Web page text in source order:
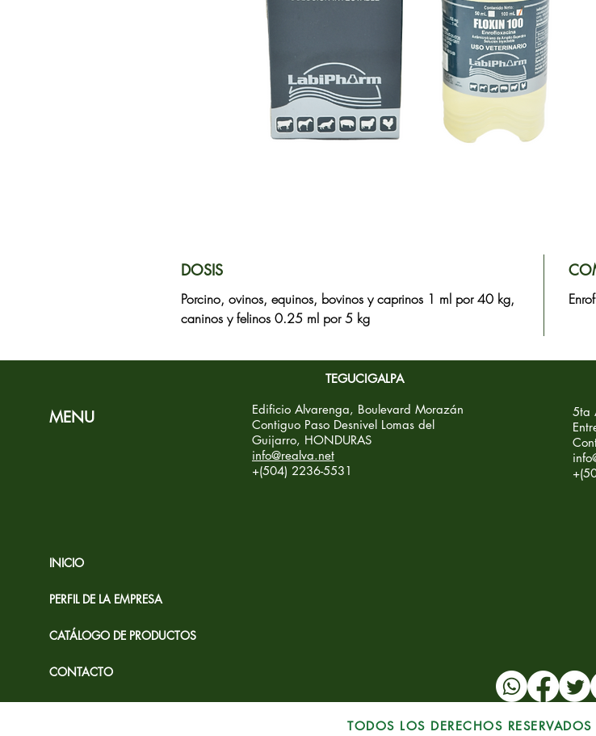
DOSIS
Porcino, ovinos, equinos, bovinos y caprinos 1 ml por 40 kg,
caninos y felinos 0.25 ml por 5 kg
MENU
TEGUCIGALPA
Edificio Alvarenga, Boulevard Morazán
Contiguo Paso Desnivel Lomas del
Guijarro, HONDURAS
info@realva.net
+(504) 2236-5531
5ta
INICIO
PERFIL DE LA EMPRESA
CATÁLOGO DE PRODUCTOS
CONTACTO
TODOS LOS DERECHOS